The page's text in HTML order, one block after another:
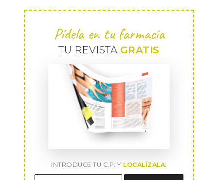
Pídela en tu farmacia
TU REVISTA GRATIS
INTRODUCE TU C.P. Y LOCALÍZALA: